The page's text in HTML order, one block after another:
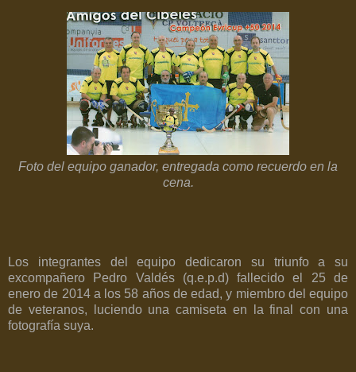
Foto del equipo ganador, entregada como recuerdo en la
cena.
Los integrantes del equipo dedicaron su triunfo a su
excompañero Pedro Valdés (q.e.p.d) fallecido el 25 de
enero de 2014 a los 58 años de edad, y miembro del equipo
de veteranos, luciendo una camiseta en la final con una
fotografía suya.